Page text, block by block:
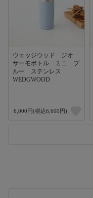
ウェッジウッド ジオ
サーモボトル ミニ ブ
ルー ステンレス
WEDGWOOD
6,000円(税込6,600円)